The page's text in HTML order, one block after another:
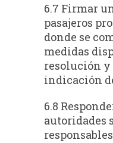
6.7 Firmar
pasajeros
donde se
medidas
resolución
indicación
6.8
autoridades